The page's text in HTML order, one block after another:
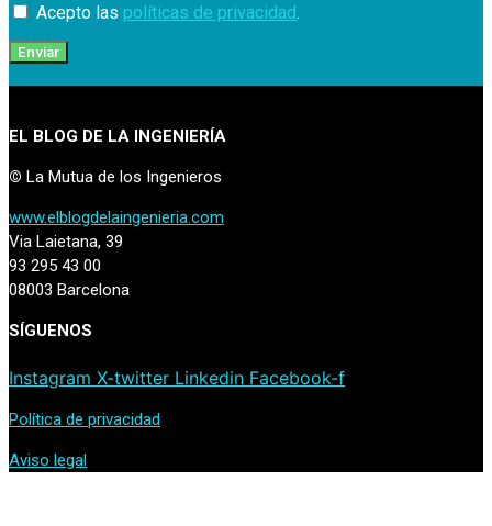
Acepto las políticas de privacidad.
Enviar
EL BLOG DE LA INGENIERÍA
© La Mutua de los Ingenieros
www.elblogdelaingenieria.com
Via Laietana, 39
93 295 43 00
08003 Barcelona
SÍGUENOS
Instagram X-twitter Linkedin Facebook-f
Política de privacidad
Aviso legal